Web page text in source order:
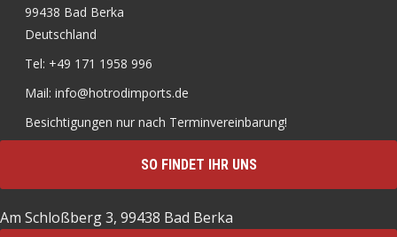
99438 Bad Berka
Deutschland
Tel: +49 171 1958 996
Mail: info@hotrodimports.de
Besichtigungen nur nach Terminvereinbarung!
SO FINDET IHR UNS
Am Schloßberg 3, 99438 Bad Berka